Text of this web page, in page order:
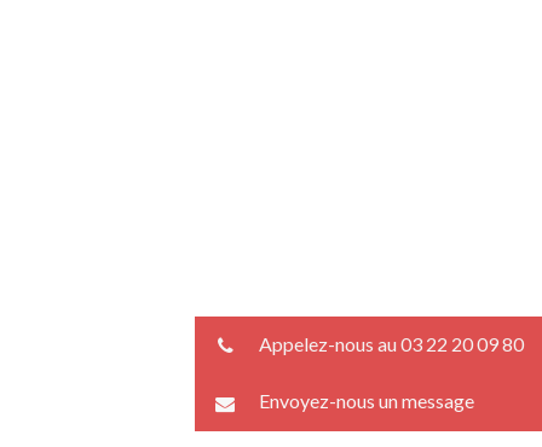
Appelez-nous au 03 22 20 09 80
Envoyez-nous un message